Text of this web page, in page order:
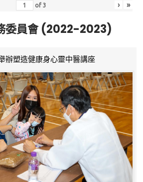
of3 › »
委員會 (2022-2023)
辦塑造健康身心靈中醫講座